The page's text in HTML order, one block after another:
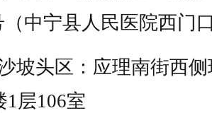
（中宁县人民医院西门
坡头区：应理南街西
1 层106室